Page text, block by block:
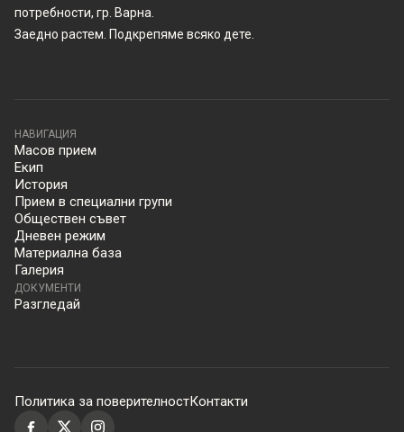
потребности, гр. Варна.
Заедно растем. Подкрепяме всяко дете.
НАВИГАЦИЯ
Масов прием
Екип
История
Прием в специални групи
Обществен съвет
Дневен режим
Материална база
Галерия
ДОКУМЕНТИ
Разгледай
Политика за поверителностКонтакти